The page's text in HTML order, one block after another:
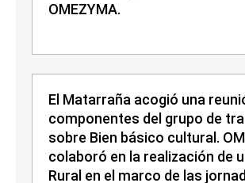
OMEZYMA.
El Matarraña acogió una
componentes del grupo de
sobre Bien básico cultural.
colaboró en la realización de
Rural en el marco de las